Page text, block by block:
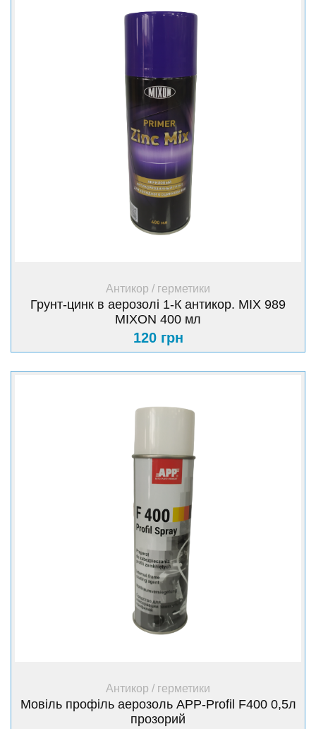
+ Купити
Антикор / герметики
Грунт-цинк в аерозолі 1-К антикор. МІХ 989
MIXON 400 мл
120 грн
+ Купити
Антикор / герметики
Мовіль профіль аерозоль APP-Profil F400 0,5л
прозорий